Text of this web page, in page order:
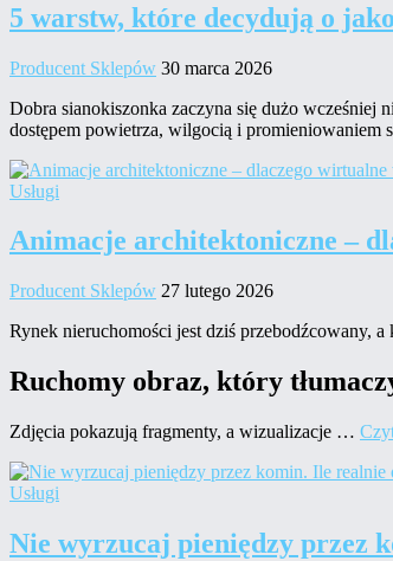
5 warstw, które decydują o
Producent Sklepów 30 marca 2026
Dobra sianokiszonka zaczyna się dużo wcześniej
dostępem powietrza, wilgocią i promieniowaniem
Usługi
Animacje architektoniczne –
Producent Sklepów 27 lutego 2026
Rynek nieruchomości jest dziś przebodźcowany,
Ruchomy obraz, który
Zdjęcia pokazują fragmenty, a wizualizacje …
Usługi
Nie wyrzucaj pieniędzy przez